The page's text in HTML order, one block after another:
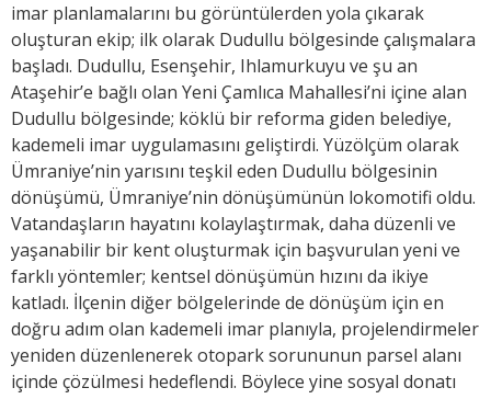
imar planlamalarını bu görüntülerden yola çıkarak
oluşturan ekip; ilk olarak Dudullu bölgesinde çalışmalara
başladı. Dudullu, Esenşehir, Ihlamurkuyu ve şu an
Ataşehir’e bağlı olan Yeni Çamlıca Mahallesi’ni içine alan
Dudullu bölgesinde; köklü bir reforma giden belediye,
kademeli imar uygulamasını geliştirdi. Yüzölçüm olarak
Ümraniye’nin yarısını teşkil eden Dudullu bölgesinin
dönüşümü, Ümraniye’nin dönüşümünün lokomotifi oldu.
Vatandaşların hayatını kolaylaştırmak, daha düzenli ve
yaşanabilir bir kent oluşturmak için başvurulan yeni ve
farklı yöntemler; kentsel dönüşümün hızını da ikiye
katladı. İlçenin diğer bölgelerinde de dönüşüm için en
doğru adım olan kademeli imar planıyla, projelendirmeler
yeniden düzenlenerek otopark sorununun parsel alanı
içinde çözülmesi hedeflendi. Böylece yine sosyal donatı